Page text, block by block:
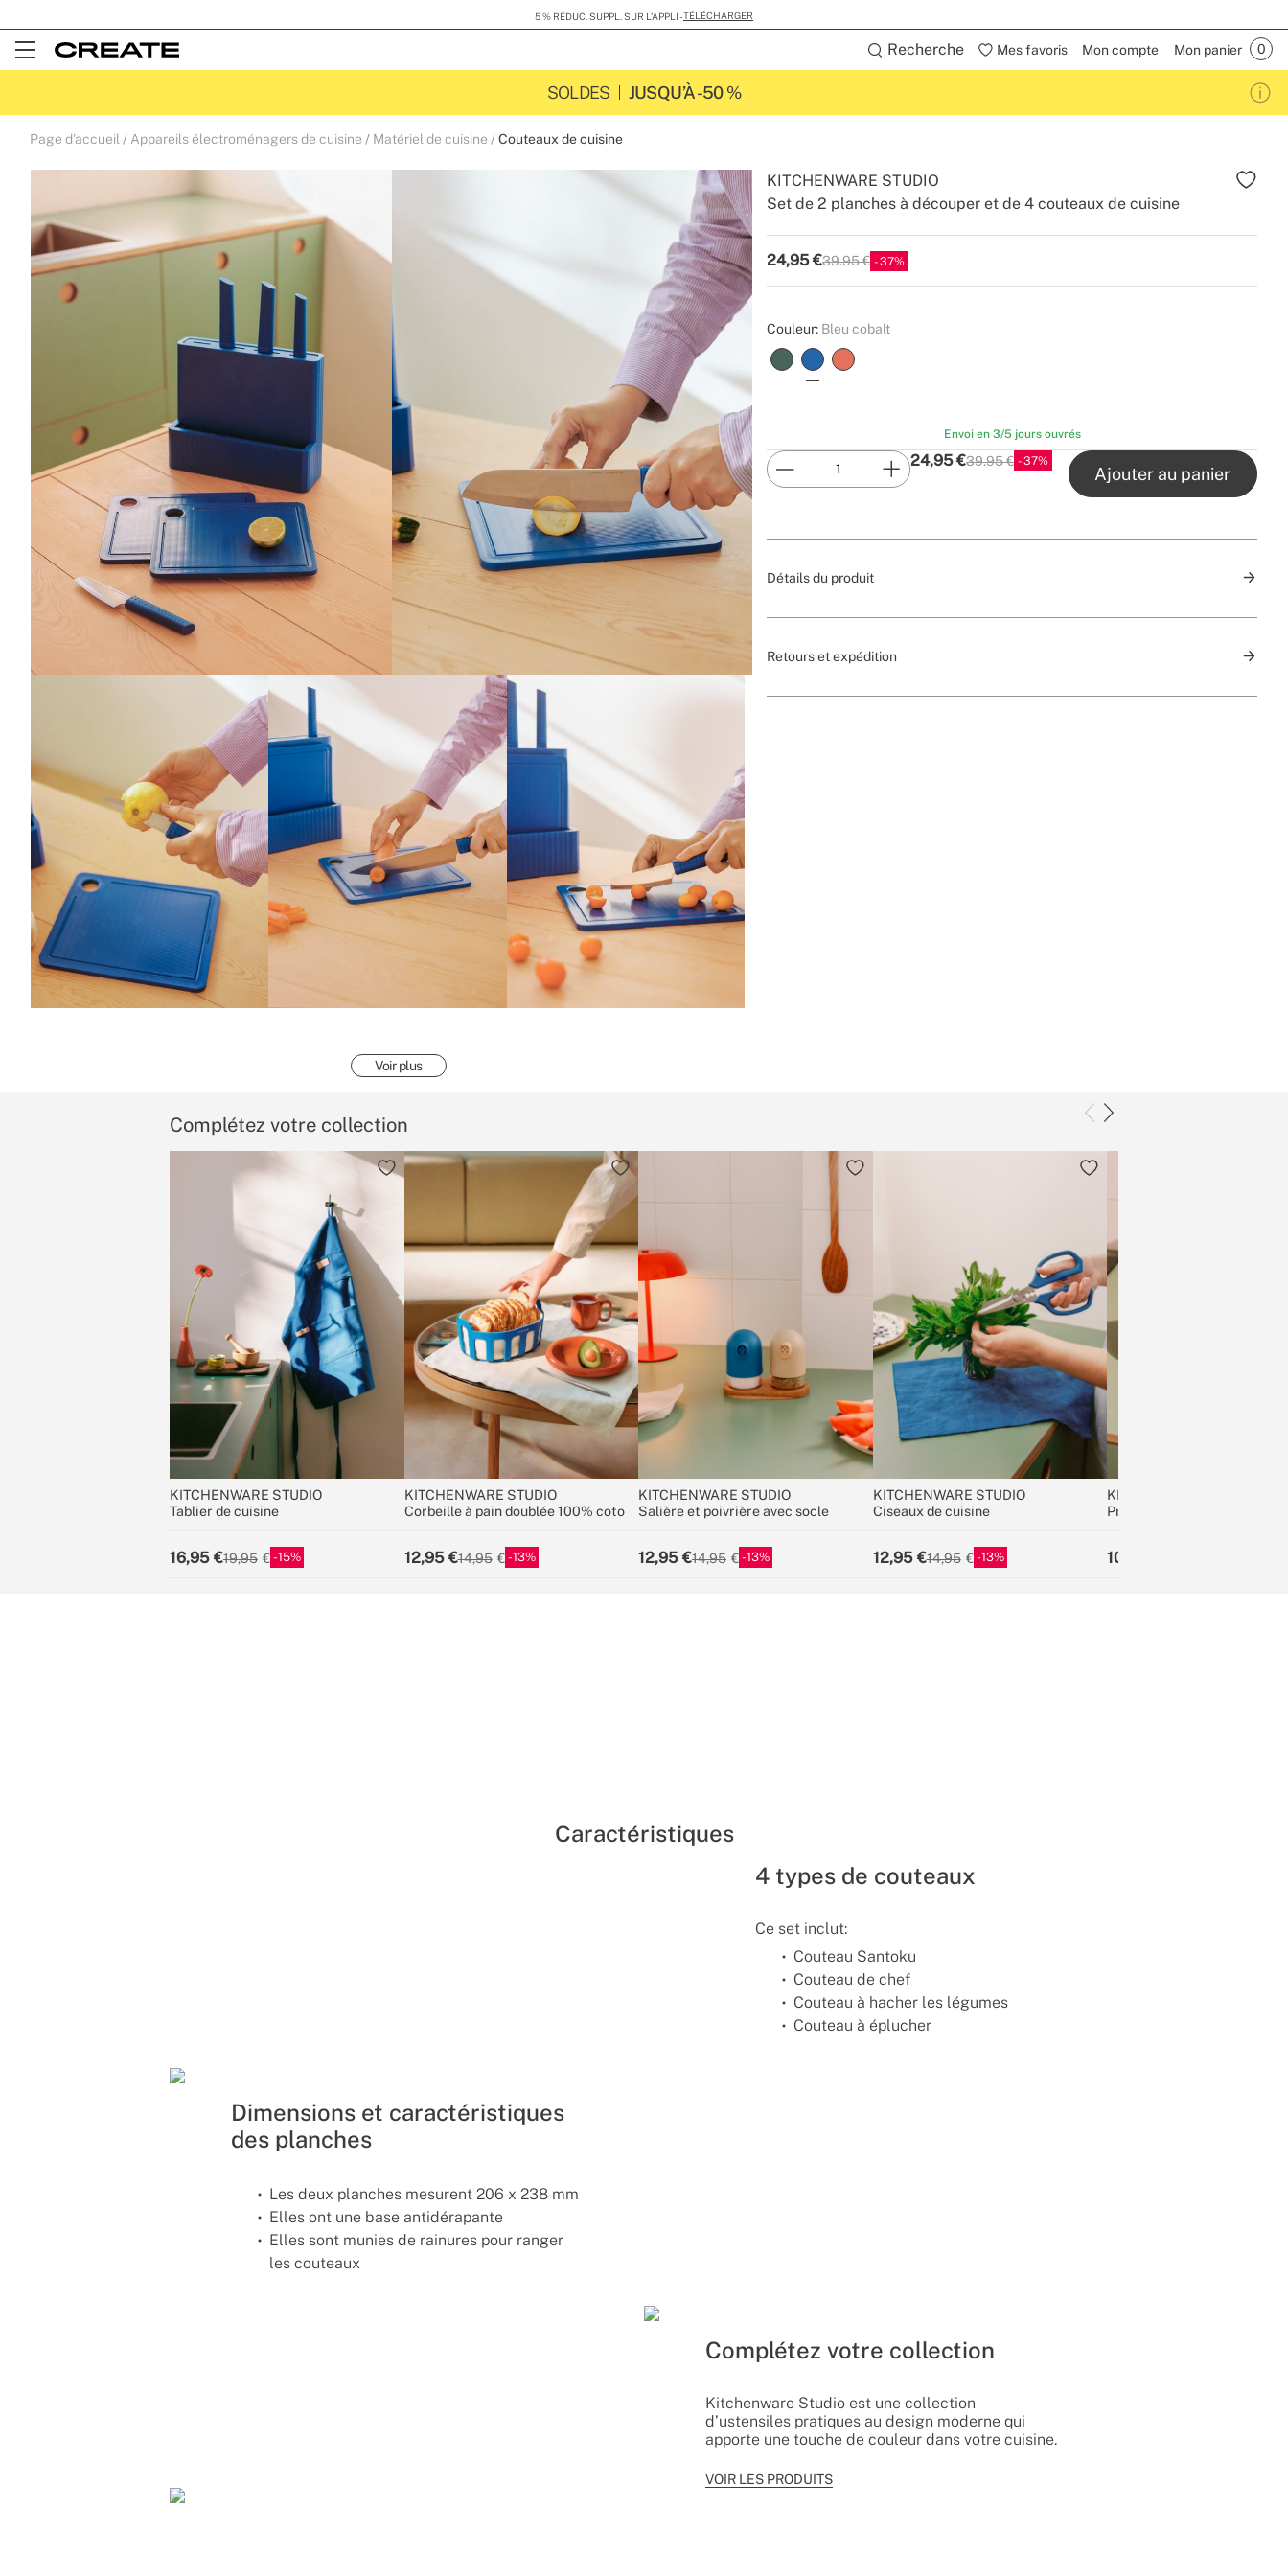
5 % RÉDUC. SUPPL. SUR L’APPLI -TÉLÉCHARGER
Open
Recherche Mes favoris Mon compte Mon panier
SOLDES JUSQU’À -50 %
Page d'accueil Appareils électroménagers de cuisine Matériel de cuisine Couteaux de cuisine
Voir plus
Set de 2 planches à découper et de 4 couteaux de cuisine
KITCHENWARE STUDIO
24,95 €P.V.P
39.95 € 37
Couleur: Bleu cobalt
Envoi en 3/5 jours ouvrés
24,95 €P.V.P
39.95 € 37
Ajouter au panier
Détails du produit
Retours et expédition
Complétez votre collection
KITCHENWARE STUDIO
Tablier de cuisine
16,95 19,95 15
KITCHENWARE STUDIO
Corbeille à pain doublée 100% coto
12,95 14,95 13
KITCHENWARE STUDIO
Salière et poivrière avec socle
12,95 14,95 13
KITCHENWARE STUDIO
Ciseaux de cuisine
12,95 14,95 13
KITCHENWARE STUDIO
Presse-ail
10,95
Caractéristiques
4 types de couteaux
Ce set inclut:
Couteau Santoku
Couteau de chef
Couteau à hacher les légumes
Couteau à éplucher
Dimensions et caractéristiques
des planches
Les deux planches mesurent 206 x 238 mm
Elles ont une base antidérapante
Elles sont munies de rainures pour ranger
les couteaux
Complétez votre collection
Kitchenware Studio est une collection
d’ustensiles pratiques au design moderne qui
apporte une touche de couleur dans votre cuisine.
VOIR LES PRODUITS